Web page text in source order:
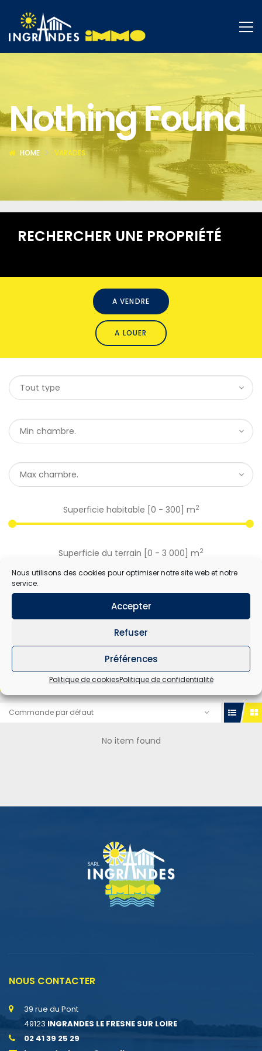
Nous utilisons des cookies pour optimiser notre site web et notre
service.
Accepter
Refuser
Préférences
Politique de cookiesPolitique de confidentialité
Nothing Found
HOME VARADES
RECHERCHER UNE PROPRIÉTÉ
A VENDRE
A LOUER
Superficie habitable [ 0 - 300 ] m2
Superficie du terrain [ 0 - 3 000 ] m2
RECHERCHER
A VENDRE A LOUER
Commande par défaut
No item found
NOUS CONTACTER
39 rue du Pont
49123 INGRANDES LE FRESNE SUR LOIRE
02 41 39 25 29